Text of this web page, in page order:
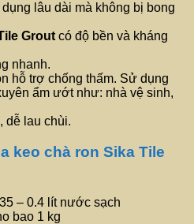
lâu dài mà không bị bong
Grout có độ bền và kháng
nhanh.
hỗ trợ chống thấm. Sử dụng
ẩm ướt như: nhà vệ sinh,
dễ lau chùi.
keo chà ron Sika Tile
– 0.4 lít nước sạch
bao 1 kg